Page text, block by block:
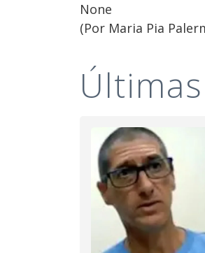
None
(Por Maria Pia
Últimas